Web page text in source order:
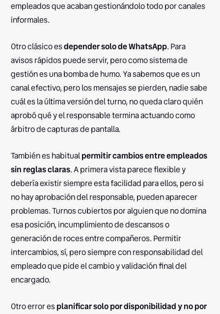
empleados que acaban gestionándolo todo por canales
informales.
Otro clásico esdepender solo de WhatsApp. Para
avisos rápidos puede servir, pero como sistema de
gestión es una bomba de humo. Ya sabemos que es un
canal efectivo, pero los mensajes se pierden, nadie sabe
cuál es la última versión del turno, no queda claro quién
aprobó qué y el responsable termina actuando como
árbitro de capturas de pantalla.
También es habitualpermitir cambios entre empleados
sin reglas claras. A primera vista parece flexible y
debería existir siempre esta facilidad para ellos, pero si
no hay aprobación del responsable, pueden aparecer
problemas. Turnos cubiertos por alguien que no domina
esa posición, incumplimiento de descansos o
generación de roces entre compañeros. Permitir
intercambios, sí, pero siempre con responsabilidad del
empleado que pide el cambio y validación final del
encargado.
Otro error esplanificar solo por disponibilidad y no por